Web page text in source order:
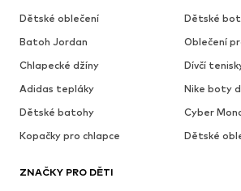
Dětské oblečení
Dětské
Batoh Jordan
Oblečení
Chlapecké džíny
Dívčí
Adidas tepláky
Nike boty
Dětské batohy
Cyber
Kopačky pro chlapce
Dětské
ZNAČKY PRO DĚTI